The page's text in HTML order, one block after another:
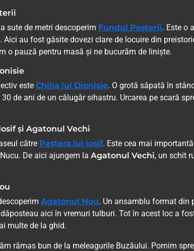
sute de metri descoperim Fundul Peșterii. Este o
Aici au fost găsite dovezi clare de locuire din
o pauză pentru masă și ne bucurăm de liniște.
este Chilia lui Dionisie. O grotă săpată în
de ani de un călugăr sihastru. Urcarea pe scară
și Agatonul Vechi
către Peștera lui Iosif. Este cea mai
De aici ajungem la Agatonul Vechi, un schit
Agatonul Nou. Un ansamblu format din
aici în vremuri tulburi. Tot în acest loc a
multe de la ghid.
rămas bun de la meleagurile Buzăului. Pornim